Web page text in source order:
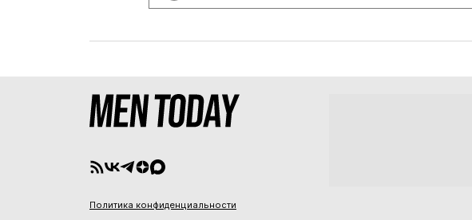
Политика конфиденциальности